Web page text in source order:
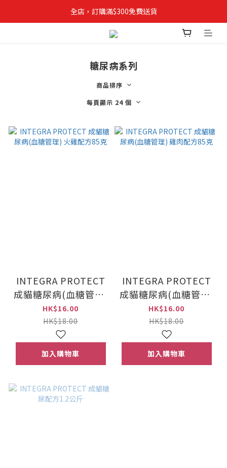
全店，訂購滿$300免費送貨
✨立即登記成為VIPETS會員📝購物儲積分, 積分當錢用
糖尿病系列
商品排序
每頁顯示 24 個
INTEGRA PROTECT
成貓糖尿病(血糖管理)
火雞配方85克
HK$16.00
HK$18.00
加入購物車
INTEGRA PROTECT
成貓糖尿病(血糖管理)
雞肉配方85克
HK$16.00
HK$18.00
加入購物車